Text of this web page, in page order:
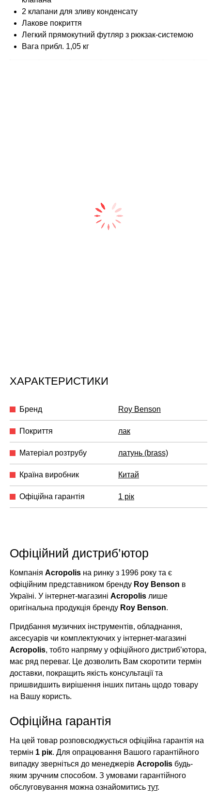
2 клапани для зливу конденсату
Лакове покриття
Легкий прямокутний футляр з рюкзак-системою
Вага прибл. 1,05 кг
ХАРАКТЕРИСТИКИ
Бренд Roy Benson
Покриття лак
Матеріал розтрубу латунь (brass)
Країна виробник Китай
Офіційна гарантія 1 рік
Офіційний дистриб’ютор
Компанія Acropolis на ринку з 1996 року та є
офіційним представником бренду Roy Benson в
Україні. У інтернет-магазині Acropolis лише
оригінальна продукція бренду Roy Benson.
Придбання музичних інструментів, обладнання,
аксесуарів чи комплектуючих у інтернет-магазині
Acropolis, тобто напряму у офіційного дистриб’ютора,
має ряд переваг. Це дозволить Вам скоротити термін
доставки, покращить якість консультації та
пришвидшить вирішення інших питань щодо товару
на Вашу користь.
Офіційна гарантія
На цей товар розповсюджується офіційна гарантія на
термін 1 рік. Для опрацювання Вашого гарантійного
випадку зверніться до менеджерів Acropolis будь-
яким зручним способом. З умовами гарантійного
обслуговування можна ознайомитись тут.